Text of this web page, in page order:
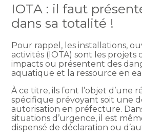
IOTA : il faut
dans sa totalité !
Pour rappel, les installations,
activités (IOTA) sont les projets
impacts ou présentent des
aquatique et la ressource en
À ce titre, ils font l’objet d’une
spécifique prévoyant soit une
autorisation en préfecture.
situations d’urgence, il est
dispensé de déclaration ou